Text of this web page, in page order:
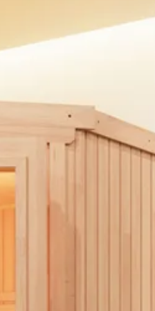
wand worden gemonteerd. Er
deze worden door een
vermogen zal resulteren in
die wij adviseren bij